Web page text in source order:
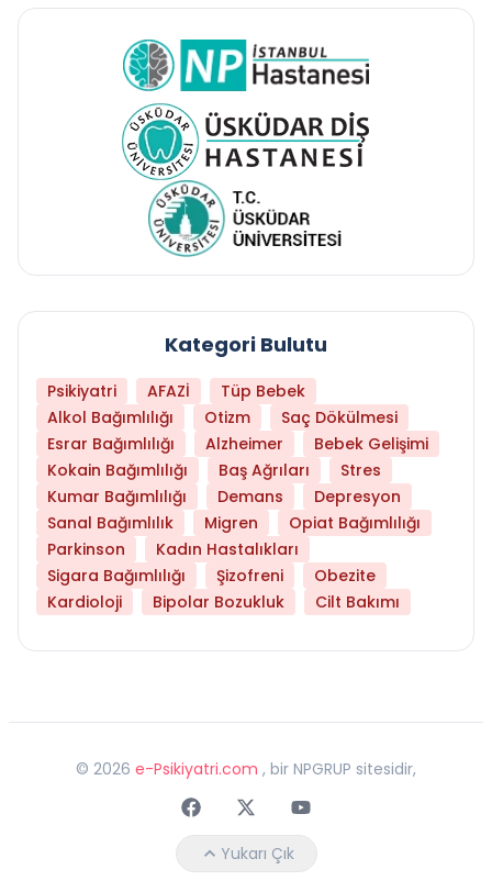
Kategori Bulutu
Psikiyatri AFAZİ
Tüp Bebek
Alkol Bağımlılığı
Otizm
Saç Dökülmesi
Esrar Bağımlılığı
Alzheimer
Bebek Gelişimi
Kokain Bağımlılığı
Baş Ağrıları
Stres
Kumar Bağımlılığı
Demans
Depresyon
Sanal Bağımlılık
Migren
Opiat Bağımlılığı
Parkinson
Kadın Hastalıkları
Sigara Bağımlılığı
Şizofreni
Obezite
Kardioloji
Bipolar Bozukluk Cilt Bakımı
© 2026 e-Psikiyatri.com , bir NPGRUP sitesidir,
FaceebokTwitterYoutube
Yukarı Çık